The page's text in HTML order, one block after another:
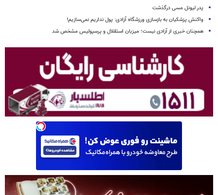
پدر لیونل مسی درگذشت
واکنش پزشکیان به بازسازی ورزشگاه آزادی: پول نداریم نمی‌سازیم!
همچنان خبری از آزادی نیست؛ میزبان استقلال و پرسپولیس مشخص شد